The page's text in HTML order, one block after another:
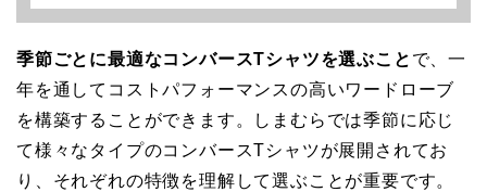
季節ごとに最適なコンバースTシャツを選ぶこと で、一
年を通してコストパフォーマンスの高いワードローブ
を構築することができます。しまむらでは季節に応じ
て様々なタイプのコンバースTシャツが展開されてお
り、それぞれの特徴を理解して選ぶことが重要です。